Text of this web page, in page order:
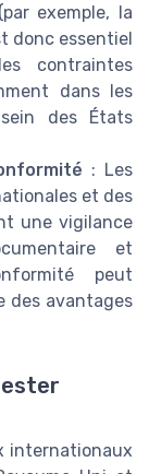
exemple, la
donc essentiel
contraintes
dans les
des États
: Les
et des
une vigilance
et
peut
des avantages
internationaux